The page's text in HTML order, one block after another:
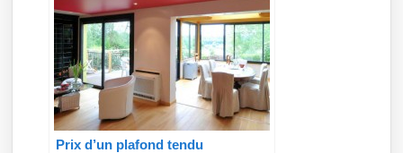
Prix d’un plafond tendu